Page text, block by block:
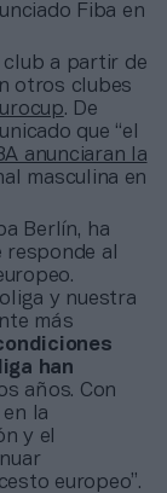
Fiba en
club a partir de
otros clubes
. De
que “el
anunciaran la
masculina en
Berlín, ha
responde al
y nuestra
más
han
años. Con
la
y el
europeo”.